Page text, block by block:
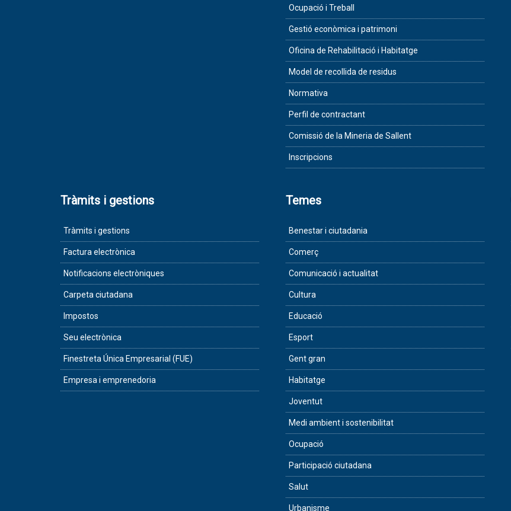
Ocupació i Treball
Gestió econòmica i patrimoni
Oficina de Rehabilitació i Habitatge
Model de recollida de residus
Normativa
Perfil de contractant
Comissió de la Mineria de Sallent
Inscripcions
Tràmits i gestions
Tràmits i gestions
Factura electrònica
Notificacions electròniques
Carpeta ciutadana
Impostos
Seu electrònica
Finestreta Única Empresarial (FUE)
Empresa i emprenedoria
Temes
Benestar i ciutadania
Comerç
Comunicació i actualitat
Cultura
Educació
Esport
Gent gran
Habitatge
Joventut
Medi ambient i sostenibilitat
Ocupació
Participació ciutadana
Salut
Urbanisme